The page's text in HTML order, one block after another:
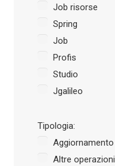
Job risorse
Spring
Job
Profis
Studio
Jgalileo
Tipologia:
Aggiornamento
Altre operazioni